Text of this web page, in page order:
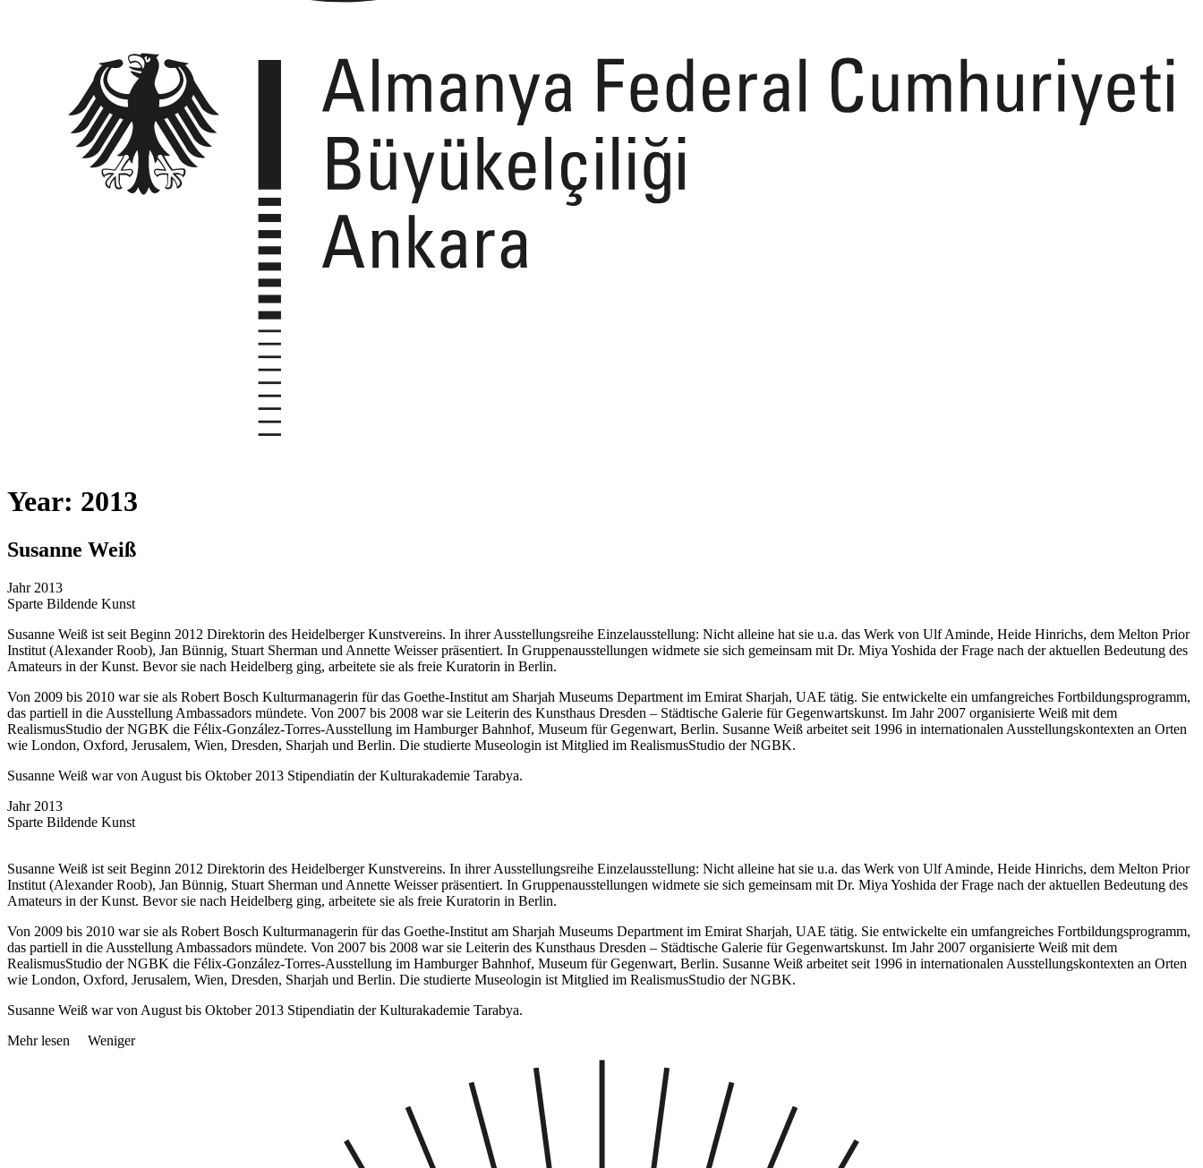
Year: 2013
Susanne Weiß
Jahr 2013
Sparte Bildende Kunst
Susanne Weiß ist seit Beginn 2012 Direktorin des Heidelberger Kunstvereins. In ihrer Ausstellungsreihe Einzelausstellung: Nicht alleine hat sie u.a. das Werk von Ulf Aminde, Heide Hinrichs, dem Melton Prior
Institut (Alexander Roob), Jan Bünnig, Stuart Sherman und Annette Weisser präsentiert. In Gruppenausstellungen widmete sie sich gemeinsam mit Dr. Miya Yoshida der Frage nach der aktuellen Bedeutung des
Amateurs in der Kunst. Bevor sie nach Heidelberg ging, arbeitete sie als freie Kuratorin in Berlin.
Von 2009 bis 2010 war sie als Robert Bosch Kulturmanagerin für das Goethe-Institut am Sharjah Museums Department im Emirat Sharjah, UAE tätig. Sie entwickelte ein umfangreiches Fortbildungsprogramm,
das partiell in die Ausstellung Ambassadors mündete. Von 2007 bis 2008 war sie Leiterin des Kunsthaus Dresden – Städtische Galerie für Gegenwartskunst. Im Jahr 2007 organisierte Weiß mit dem
RealismusStudio der NGBK die Félix-González-Torres-Ausstellung im Hamburger Bahnhof, Museum für Gegenwart, Berlin. Susanne Weiß arbeitet seit 1996 in internationalen Ausstellungskontexten an Orten
wie London, Oxford, Jerusalem, Wien, Dresden, Sharjah und Berlin. Die studierte Museologin ist Mitglied im RealismusStudio der NGBK.
Susanne Weiß war von August bis Oktober 2013 Stipendiatin der Kulturakademie Tarabya.
Jahr 2013
Sparte Bildende Kunst
Susanne Weiß ist seit Beginn 2012 Direktorin des Heidelberger Kunstvereins. In ihrer Ausstellungsreihe Einzelausstellung: Nicht alleine hat sie u.a. das Werk von Ulf Aminde, Heide Hinrichs, dem Melton Prior
Institut (Alexander Roob), Jan Bünnig, Stuart Sherman und Annette Weisser präsentiert. In Gruppenausstellungen widmete sie sich gemeinsam mit Dr. Miya Yoshida der Frage nach der aktuellen Bedeutung des
Amateurs in der Kunst. Bevor sie nach Heidelberg ging, arbeitete sie als freie Kuratorin in Berlin.
Von 2009 bis 2010 war sie als Robert Bosch Kulturmanagerin für das Goethe-Institut am Sharjah Museums Department im Emirat Sharjah, UAE tätig. Sie entwickelte ein umfangreiches Fortbildungsprogramm,
das partiell in die Ausstellung Ambassadors mündete. Von 2007 bis 2008 war sie Leiterin des Kunsthaus Dresden – Städtische Galerie für Gegenwartskunst. Im Jahr 2007 organisierte Weiß mit dem
RealismusStudio der NGBK die Félix-González-Torres-Ausstellung im Hamburger Bahnhof, Museum für Gegenwart, Berlin. Susanne Weiß arbeitet seit 1996 in internationalen Ausstellungskontexten an Orten
wie London, Oxford, Jerusalem, Wien, Dresden, Sharjah und Berlin. Die studierte Museologin ist Mitglied im RealismusStudio der NGBK.
Susanne Weiß war von August bis Oktober 2013 Stipendiatin der Kulturakademie Tarabya.
Mehr lesen
Weniger